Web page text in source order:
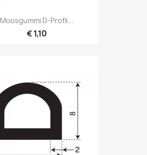
Moosgummi D-Profil...
€ 1,10